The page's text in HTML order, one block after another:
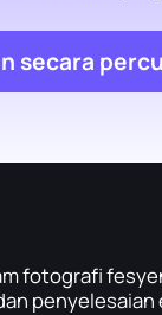
secara
fotografi
penyelesaian